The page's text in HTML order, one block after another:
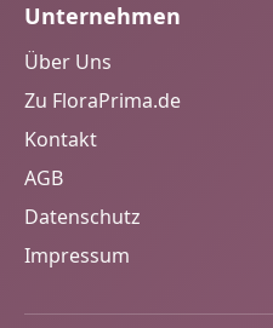
Unternehmen
Über Uns
Zu FloraPrima.de
Kontakt
AGB
Datenschutz
Impressum